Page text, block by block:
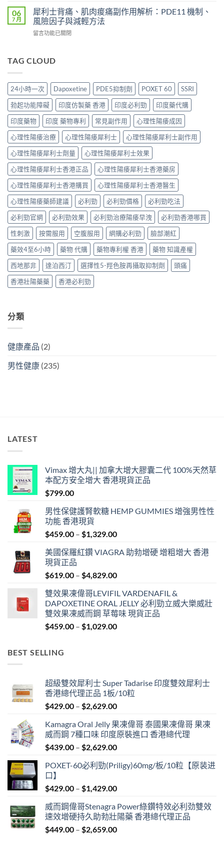
整
解
析：
到
效
消
退
的
全
過
程〉
中
分
享：
「快
到
性
福
的
真
實
歷
程〉
中
西
地
那
非）
時
確
用
法
全
解
析：
藥
效
發
揮、
副
作
用〉
中
P
必
利
吉
時
析：
西
地
那
非
+
達
泊
西
汀
雙
效
機
制、
正
確
用
法〉
中
06
7 月
犀利士背痛、肌肉痠痛副作用解析：PDE11 機制、
風險因子與減輕方法
在
士
肌
痠
痛
副
作
用
解
析：
PDE11
機
制、
風
險
因
子
與
減
輕
方
法〉
中
留言功能已關閉
TAG CLOUD
24小時一次 Dapoxetine PDE5抑制劑 POXET 60
SSRI
勃起功能障礙
印度仿製藥 香港 印度必利勁
印度藥代購
印度藥物
印度 藥物專利 常見副作用
心理性陽痿成因
心理性陽痿治療
心理性陽痿犀利士
心理性陽痿犀利士副作用
心理性陽痿犀利士劑量
心理性陽痿犀利士效果
心理性陽痿犀利士香港正品
心理性陽痿犀利士香港藥房
心理性陽痿犀利士香港購買
心理性陽痿犀利士香港醫生
心理性陽痿藥師建議
必利勁 必利勁價格
必利勁吃法
必利勁官網
必利勁效果 必利勁治療陽痿早洩
必利勁香港哪買
性刺激
按需服用 空腹服用 網購必利勁
臉部潮紅
藥效4至6小時
藥物 代購 藥物專利權 香港
藥物 知識產權
西地那非
達泊西汀 選擇性5-羥色胺再攝取抑制劑
頭痛
香港壯陽藥藥
香港必利勁
分類
健康產品 (2)
男性健康 (235)
LATEST
Vimax 增大丸|| 加拿大增大膠囊二代 100%天然草
本配方安全增大 香港現貨正品
$799.00
男性保健護腎軟糖 HEMP GUMMIES 增強男性性
功能 香港現貨
$459.00 – $1,329.00Price
$459.00
$1,329.00
美國保羅紅鑽 VIAGRA 助勃增硬 增粗增大 香港
現貨正品
$619.00 – $4,829.00Price
$619.00
through
$4,829.00
雙效果凍偉哥LEVIFIL VARDENAFIL &
DAPOXETINE ORAL JELLY 必利勁立威大樂威壯
雙效果凍威而鋼 草莓味 現貨正品
$459.00 – $1,029.00Price
BEST SELLING
超級雙效犀利士 Super Tadarise 印度雙效犀利士
香港總代理正品 1板/10粒
$429.00 – $2,629.00Price
$429.00
through
$2,629.00
Kamagra Oral Jelly 果凍偉哥 泰國果凍偉哥 果凍
威而鋼 7種口味 印度原裝進口 香港總代理
$439.00 – $2,629.00Price
$439.00
$2,629.00
POXET-60必利勁(Priligy)60mg/板/10粒【原装进
口】
$429.00 – $1,429.00Price
$429.00
through
$1,429.00
威而鋼偉哥Stenagra Power綠鑽特效必利劲雙效
速效增硬持久助勃壯陽藥 香港總代理正品
$449.00 – $2,659.00Price